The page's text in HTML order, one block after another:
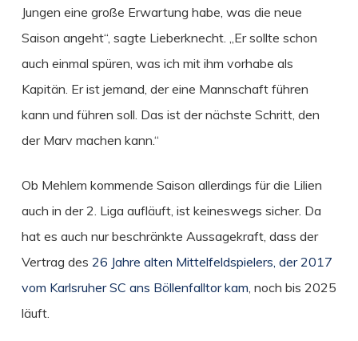
Jungen eine große Erwartung habe, was die neue
Saison angeht“, sagte Lieberknecht. „Er sollte schon
auch einmal spüren, was ich mit ihm vorhabe als
Kapitän. Er ist jemand, der eine Mannschaft führen
kann und führen soll. Das ist der nächste Schritt, den
der Marv machen kann.“
Ob Mehlem kommende Saison allerdings für die Lilien
auch in der 2. Liga aufläuft, ist keineswegs sicher. Da
hat es auch nur beschränkte Aussagekraft, dass der
Vertrag des 26 Jahre alten Mittelfeldspielers, der 2017
vom Karlsruher SC ans Böllenfalltor kam , noch bis 2025
läuft.